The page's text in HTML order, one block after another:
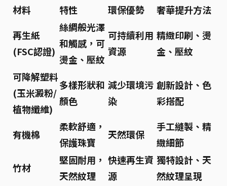
材料
特性 環保優勢
奢華提升方法
再生紙
(FSC認證)
絲綢般光澤
和觸感，可
燙金、壓紋
可持續利用
資源
精緻印刷、燙
金、壓紋
可降解塑料
(玉米澱粉/
植物纖維)
多樣形狀和
顏色
減少環境污
染
創新設計、色
彩搭配
有機棉
柔軟舒適，
保護珠寶
天然環保
手工縫製、精
緻細節
竹材
堅固耐用，
天然紋理
快速再生資
源
獨特設計、天
然紋理呈現